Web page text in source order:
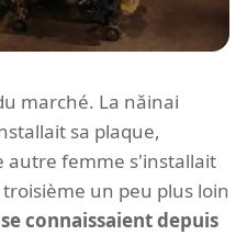
marché. La nǎinai
sa plaque,
autre femme s'installait
un peu plus loin
connaissaient depuis